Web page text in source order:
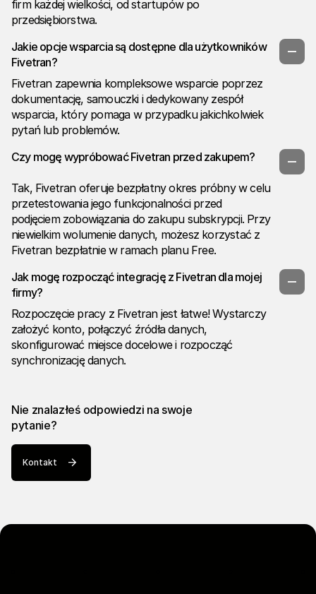
Nie znalazłeś odpowiedzi na swoje
pytanie?
Kontakt
firm każdej wielkości, od startupów po
przedsiębiorstwa.
Jakie opcje wsparcia są dostępne dla użytkowników
Fivetran?
Fivetran zapewnia kompleksowe wsparcie poprzez
dokumentację, samouczki i dedykowany zespół
wsparcia, który pomaga w przypadku jakichkolwiek
pytań lub problemów.
Czy mogę wypróbować Fivetran przed zakupem?
Tak, Fivetran oferuje bezpłatny okres próbny w celu
przetestowania jego funkcjonalności przed
podjęciem zobowiązania do zakupu subskrypcji. Przy
niewielkim wolumenie danych, możesz korzystać z
Fivetran bezpłatnie w ramach planu Free.
Jak mogę rozpocząć integrację z Fivetran dla mojej
firmy?
Rozpoczęcie pracy z Fivetran jest łatwe! Wystarczy
założyć konto, połączyć źródła danych,
skonfigurować miejsce docelowe i rozpocząć
synchronizację danych.